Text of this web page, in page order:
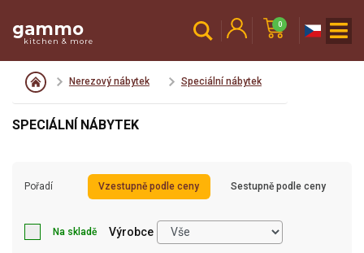
gammo
kitchen & more
0
Nerezový nábytek Speciální nábytek
SPECIÁLNÍ NÁBYTEK
Pořadí Vzestupně podle ceny Sestupně podle ceny
Na skladě Výrobce